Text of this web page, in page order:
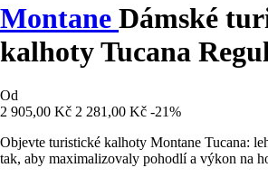
Montane Dámské
kalhoty Tucana
Od
2 905,00 Kč 2 281,00 Kč -21%
Objevte turistické kalhoty Montane Tucana:
tak, aby maximalizovaly pohodlí a výkon na